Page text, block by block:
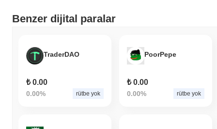
Benzer dijital paralar
TraderDAO
₺ 0.00
0.00% rütbe yok
PoorPepe
₺ 0.00
0.00% rütbe yok